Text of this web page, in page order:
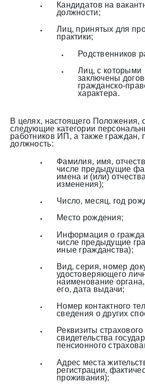
Кандидатов на
должности;
Лиц, принятых для
практики;
Родственников
Лиц, с которыми
заключены
гражданско-
характера.
В целях, настоящего Положения,
следующие категории
работников ИП, а также граждан,
должность:
Фамилия, имя,
числе предыдущие
имена и (или)
изменения);
Число, месяц, год
Место рождения;
Информация о
числе предыдущие
иные гражданства);
Вид, серия, номер
удостоверяющего
наименование
его, дата выдачи;
Номер контактного
сведения о других
Реквизиты страхового
свидетельства
пенсионного
Адрес места
регистрации,
проживания);